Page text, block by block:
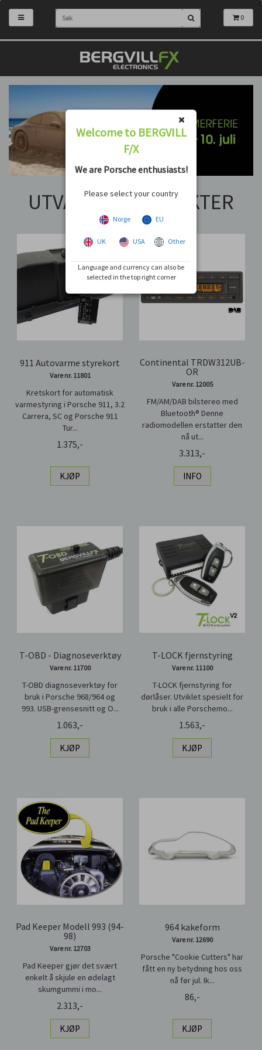
0
UTVALGTE PRODUKTER
911 Autovarme styrekort
Vare nr. 11801
Kretskort for automatisk
varmestyring i Porsche 911, 3.2
Carrera, SC og Porsche 911
Tur...
1.375,-
KJØP
Continental TRDW312UB-
OR
Vare nr. 12005
FM/AM/DAB bilstereo med
Bluetooth® Denne
radiomodellen erstatter den
nå ut...
3.313,-
INFO
T-OBD - Diagnoseverktøy
Vare nr. 11700
T-OBD diagnoseverktøy for
bruk i Porsche 968/964 og
993. USB-grensesnitt og O...
1.063,-
KJØP
T-LOCK fjernstyring
Vare nr. 11100
T-LOCK fjernstyring for
dørlåser. Utviklet spesielt for
bruk i alle Porschemo...
1.563,-
KJØP
Pad Keeper Modell 993 (94-
98)
Vare nr. 12703
Pad Keeper gjør det svært
enkelt å skjule en ødelagt
skumgummi i mo...
2.313,-
KJØP
964 kakeform
Vare nr. 12690
Porsche "Cookie Cutters" har
fått en ny betydning hos oss
nå før jul. Ik...
86,-
KJØP
Welcome to BERGVILL
F/X
We are Porsche enthusiasts!
Please select your country
Norge EU
UK USA Other
Language and currency can also be
selected in the top right corner